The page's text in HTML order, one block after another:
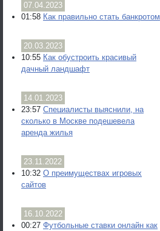
07.04.2023
01:58 Как правильно стать банкротом
20.03.2023
10:55 Как обустроить красивый
дачный ландшафт
14.01.2023
23:57 Специалисты выяснили, на
сколько в Москве подешевела
аренда жилья
23.11.2022
10:32 О преимуществах игровых
сайтов
16.10.2022
00:27 Футбольные ставки онлайн как